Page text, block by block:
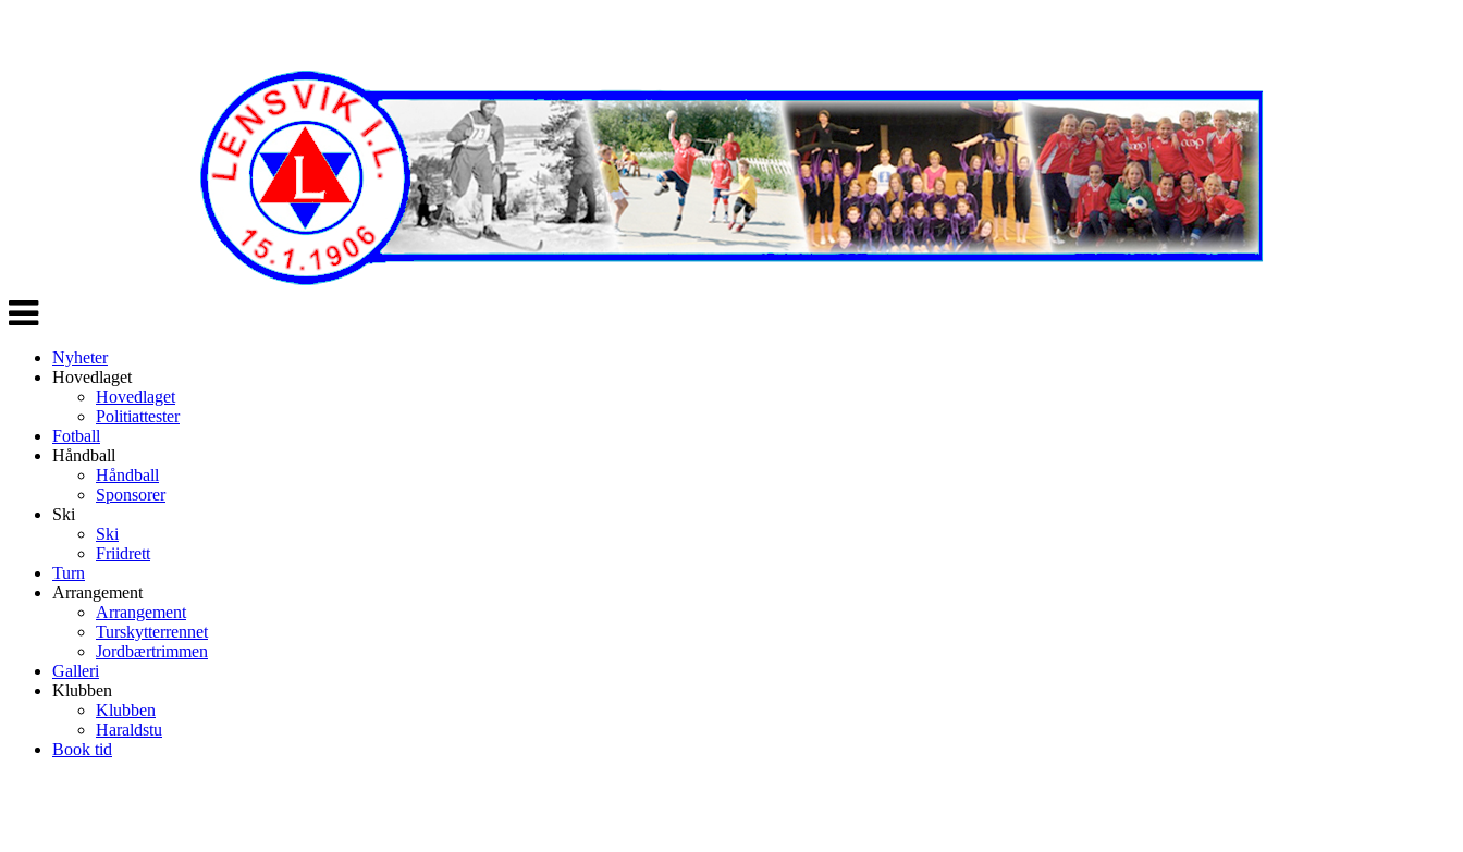
Veksle
navigasjon
Nyheter
Hovedlaget
Hovedlaget
Politiattester
Fotball
Håndball
Håndball
Sponsorer
Ski
Ski
Friidrett
Turn
Arrangement
Arrangement
Turskytterrennet
Jordbærtrimmen
Galleri
Klubben
Klubben
Haraldstu
Book tid